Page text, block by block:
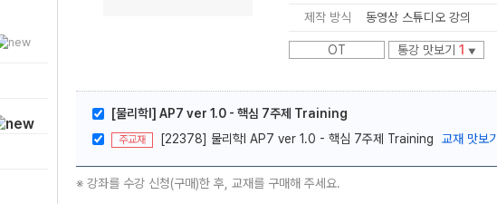
제작 방식
동영상 스튜디오 강의
OT 통강 맛보기 1 ▼
[물리학l] AP7 ver 1.0 - 핵심 7주제 Training
주교재 [22378] 물리학l AP7 ver 1.0 - 핵심 7주제 Training 교재 맛보기
※ 강좌를 수강 신청(구매)한 후, 교재를 구매해 주세요.